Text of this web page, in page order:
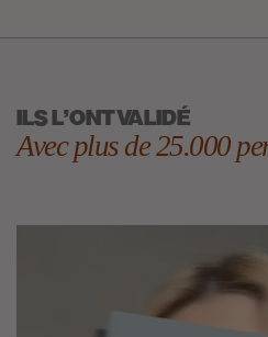
Avec plus de 25.000
ILS L'ONT VALIDÉ